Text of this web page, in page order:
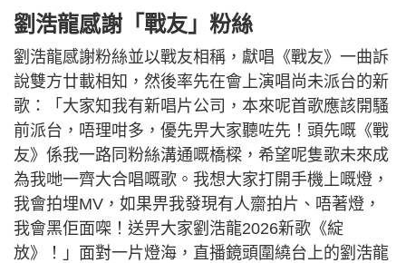
劉浩龍感謝「戰友」粉絲
劉浩龍感謝粉絲並以戰友相稱，獻唱《戰友》一曲訴
說雙方廿載相知，然後率先在會上演唱尚未派台的新
歌：「大家知我有新唱片公司，本來呢首歌應該開騷
前派台，唔理咁多，優先畀大家聽咗先！頭先嘅《戰
友》係我一路同粉絲溝通嘅橋樑，希望呢隻歌未來成
為我哋一齊大合唱嘅歌。我想大家打開手機上嘅燈，
我會拍埋MV，如果畀我發現有人齋拍片、唔著燈，
我會黑佢面㗎！送畀大家劉浩龍2026新歌《綻
放》！」面對一片燈海，直播鏡頭圍繞台上的劉浩龍